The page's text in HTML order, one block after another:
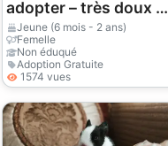
adopter – très doux et
calme
Jeune (6 mois - 2 ans)
Femelle
Non éduqué
Adoption Gratuite
1574 vues